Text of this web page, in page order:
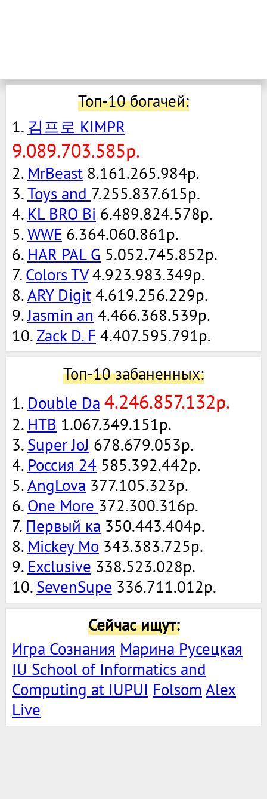
Топ-10 богачей:
1. 김프로 KIMPR
9.089.703.585р.
2. MrBeast 8.161.265.984р.
3.Toys and 7.255.837.615р.
4. KL BRO Bi 6.489.824.578р.
5.WWE 6.364.060.861р.
6. HAR PAL G 5.052.745.852р.
7. Colors TV 4.923.983.349р.
8.ARY Digit 4.619.256.229р.
9.Jasmin an 4.466.368.539р.
10. Zack D. F 4.407.595.791р.
Топ-10 забаненных:
1. Double Da 4.246.857.132р.
2. НТВ 1.067.349.151р.
3. Super JoJ 678.679.053р.
4. Россия 24 585.392.442р.
5.AngLova 377.105.323р.
6. One More 372.300.316р.
7. Первый ка 350.443.404р.
8. Mickey Mo 343.383.725р.
9. Exclusive 338.523.028р.
10. SevenSupe 336.711.012р.
Сейчас ищут:
Игра Сознания Марина Русецкая
IU School of Informatics and
Computing at IUPUI Folsom Alex
Live